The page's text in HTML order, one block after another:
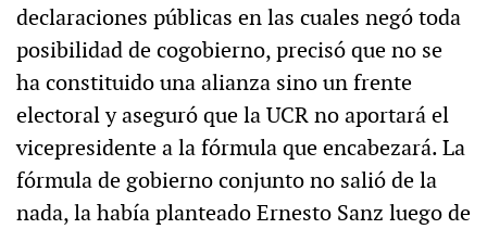
declaraciones públicas en las cuales negó toda
posibilidad de cogobierno, precisó que no se
ha constituido una alianza sino un frente
electoral y aseguró que la UCR no aportará el
vicepresidente a la fórmula que encabezará. La
fórmula de gobierno conjunto no salió de la
nada, la había planteado Ernesto Sanz luego de